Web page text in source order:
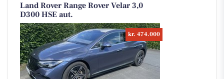
Land Rover Range Rover Velar 3,0
D300 HSE aut.
kr. 474.000